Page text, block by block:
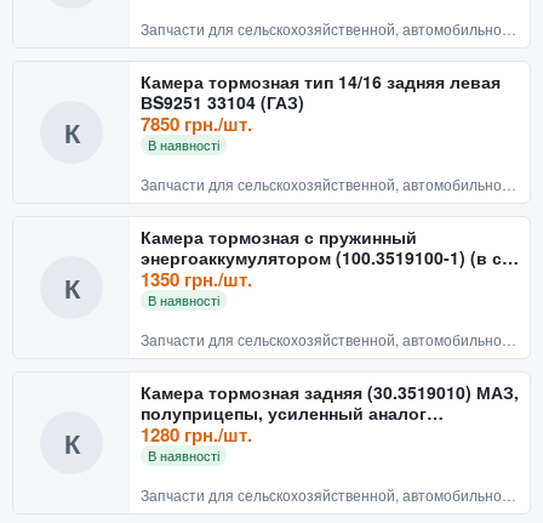
К
Камера тормозная тип 14/16 задняя левая
ВS9251 33104 (ГАЗ)
7850 грн./шт.
В наявності
К
Камера тормозная с пружинный
энергоаккумулятором (100.3519100-1) (в сб.
тип 20/20) <ДК>
1350 грн./шт.
В наявності
К
Камера тормозная задняя (30.3519010) МАЗ,
полуприцепы, усиленный аналог
19.3519310-02 (пр-во Бе
1280 грн./шт.
В наявності